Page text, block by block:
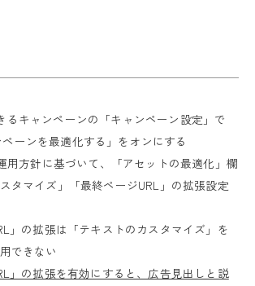
るキャンペーンの「キャンペーン設定」で
ペーンを最適化する」をオンにする
用方針に基づいて、「アセットの最適化」欄
タマイズ」「最終ページURL」の拡張設定
」の拡張は「テキストのカスタマイズ」を
できない
」の拡張を有効にすると、広告見出しと説